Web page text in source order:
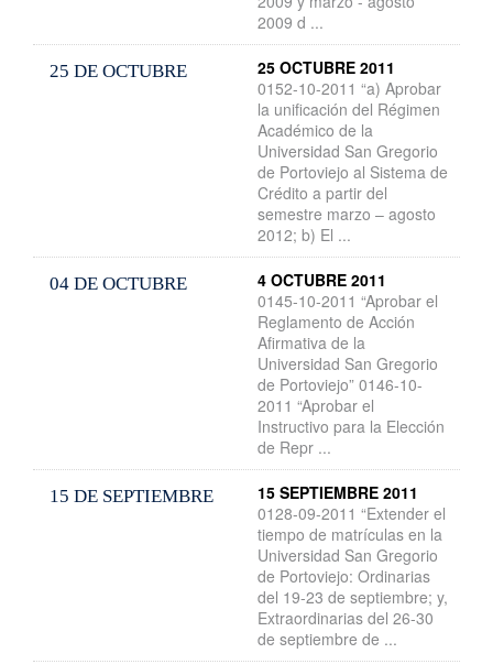
2009 d ...
25 DE OCTUBRE
25 OCTUBRE 2011
0152-10-2011 “a) Aprobar
la unificación del Régimen
Académico de la
Universidad San Gregorio
de Portoviejo al Sistema de
Crédito a partir del
semestre marzo – agosto
2012; b) El ...
04 DE OCTUBRE
4 OCTUBRE 2011
0145-10-2011 “Aprobar el
Reglamento de Acción
Afirmativa de la
Universidad San Gregorio
de Portoviejo” 0146-10-
2011 “Aprobar el
Instructivo para la Elección
de Repr ...
15 DE SEPTIEMBRE
15 SEPTIEMBRE 2011
0128-09-2011 “Extender el
tiempo de matrículas en la
Universidad San Gregorio
de Portoviejo: Ordinarias
del 19-23 de septiembre; y,
Extraordinarias del 26-30
de septiembre de ...